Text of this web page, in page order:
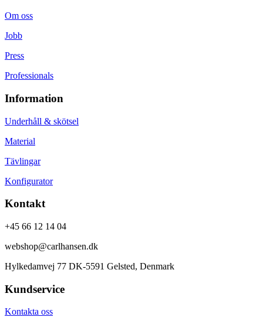
Om oss
Jobb
Press
Professionals
Information
Underhåll & skötsel
Material
Tävlingar
Konfigurator
Kontakt
+45 66 12 14 04
webshop@carlhansen.dk
Hylkedamvej 77 DK-5591 Gelsted, Denmark
Kundservice
Kontakta oss